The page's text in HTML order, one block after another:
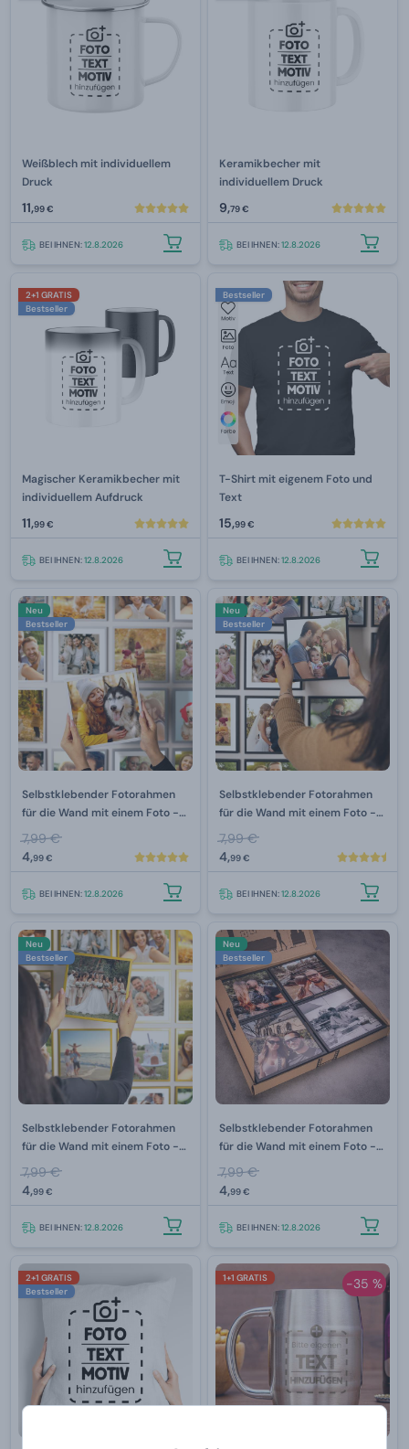
Weißblech mit individuellem
Druck
11,99 €
BEI IHNEN:12.8.2026
Keramikbecher mit
individuellem Druck
9,79 €
BEI IHNEN:12.8.2026
2+1 GRATIS
Bestseller
Magischer Keramikbecher mit
individuellem Aufdruck
11,99 €
BEI IHNEN:12.8.2026
Bestseller
T-Shirt mit eigenem Foto und
Text
15,99 €
BEI IHNEN:12.8.2026
Neu
Bestseller
Selbstklebender Fotorahmen
für die Wand mit einem Foto -
Weiß
7,99 €
4,99 €
BEI IHNEN:12.8.2026
Neu
Bestseller
Selbstklebender Fotorahmen
für die Wand mit einem Foto -
Schwarz
7,99 €
4,99 €
BEI IHNEN:12.8.2026
Neu
Bestseller
Selbstklebender Fotorahmen
für die Wand mit einem Foto -
Golden
7,99 €
4,99 €
BEI IHNEN:12.8.2026
Neu
Bestseller
Selbstklebender Fotorahmen
für die Wand mit einem Foto -
Silber
7,99 €
4,99 €
BEI IHNEN:12.8.2026
2+1 GRATIS
Bestseller
-35 %
1+1 GRATIS